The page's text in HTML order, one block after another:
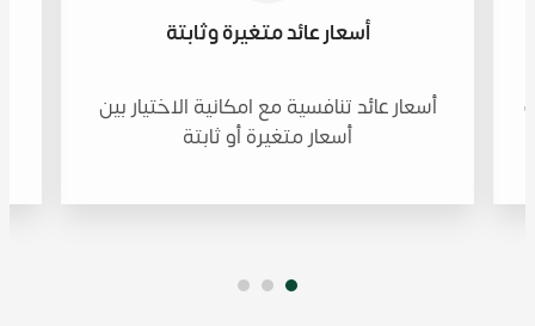
أسعار عائد متغيرة وثابتة
أسعار عائد تنافسية مع امكانية الاختيار بين
أسعار متغيرة أو ثابتة